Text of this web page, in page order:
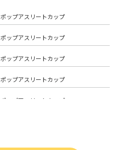
ポップアスリートカップ
ポップアスリートカップ
ポップアスリートカップ
ポップアスリートカップ
ポップアスリートカップ